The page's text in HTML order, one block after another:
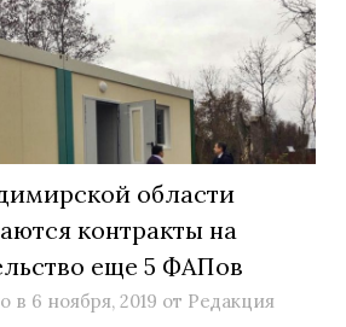
области
контракты на
еще 5 ФАПов
в 6 ноября, 2019 от Редакция